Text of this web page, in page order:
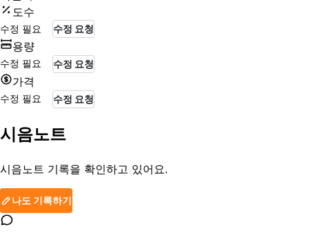
도수
수정 필요 수정 요청
용량
수정 필요 수정 요청
가격
수정 필요 수정 요청
시음노트
시음노트 기록을 확인하고 있어요.
나도 기록하기